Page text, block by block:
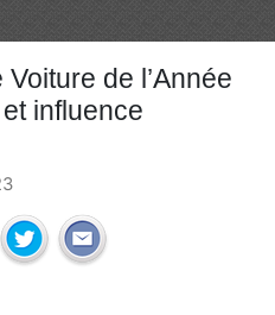
de l’Année
influence